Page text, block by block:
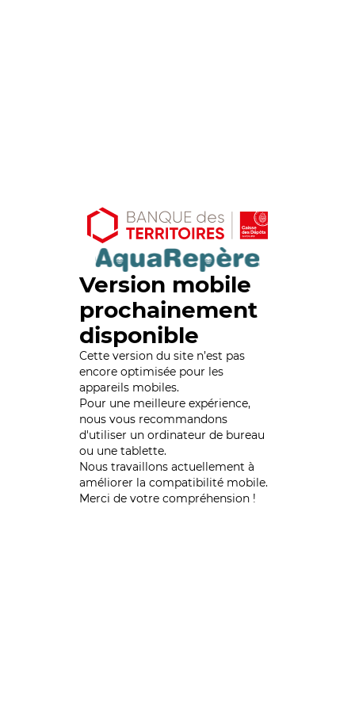
Version mobile
prochainement
disponible
Cette version du site n’est pas
encore optimisée pour les
appareils mobiles.
Pour une meilleure expérience,
nous vous recommandons
d'utiliser un ordinateur de bureau
ou une tablette.
Nous travaillons actuellement à
améliorer la compatibilité mobile.
Merci de votre compréhension !